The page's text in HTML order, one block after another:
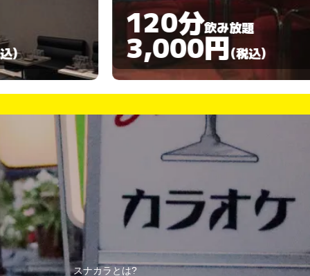
円(税込)
60分
スナカラとは?